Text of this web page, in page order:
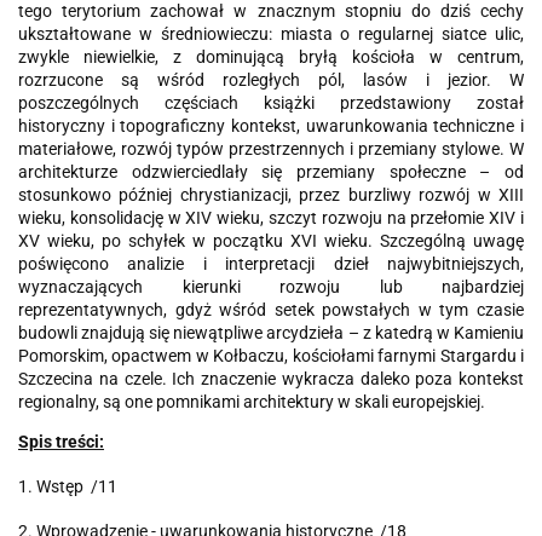
tego terytorium zachował w znacznym stopniu do dziś cechy
ukształtowane w średniowieczu: miasta o regularnej siatce ulic,
zwykle niewielkie, z dominującą bryłą kościoła w centrum,
rozrzucone są wśród rozległych pól, lasów i jezior. W
poszczególnych częściach książki przedstawiony został
historyczny i topograficzny kontekst, uwarunkowania techniczne i
materiałowe, rozwój typów przestrzennych i przemiany stylowe. W
architekturze odzwierciedlały się przemiany społeczne – od
stosunkowo później chrystianizacji, przez burzliwy rozwój w XIII
wieku, konsolidację w XIV wieku, szczyt rozwoju na przełomie XIV i
XV wieku, po schyłek w początku XVI wieku. Szczególną uwagę
poświęcono analizie i interpretacji dzieł najwybitniejszych,
wyznaczających kierunki rozwoju lub najbardziej
reprezentatywnych, gdyż wśród setek powstałych w tym czasie
budowli znajdują się niewątpliwe arcydzieła – z katedrą w Kamieniu
Pomorskim, opactwem w Kołbaczu, kościołami farnymi Stargardu i
Szczecina na czele. Ich znaczenie wykracza daleko poza kontekst
regionalny, są one pomnikami architektury w skali europejskiej.
Spis treści:
1. Wstęp /11
2. Wprowadzenie - uwarunkowania historyczne /18